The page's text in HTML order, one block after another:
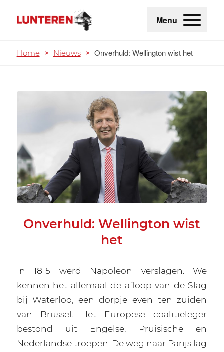
Menu
Home > Nieuws > Onverhuld: Wellington wist het
Onverhuld: Wellington wist
het
In 1815 werd Napoleon verslagen. We
kennen het allemaal de afloop van de Slag
bij Waterloo, een dorpje even ten zuiden
van Brussel. Het Europese coalitieleger
bestond uit Engelse, Pruisische en
Nederlandse troepen. De weg naar Parijs lag